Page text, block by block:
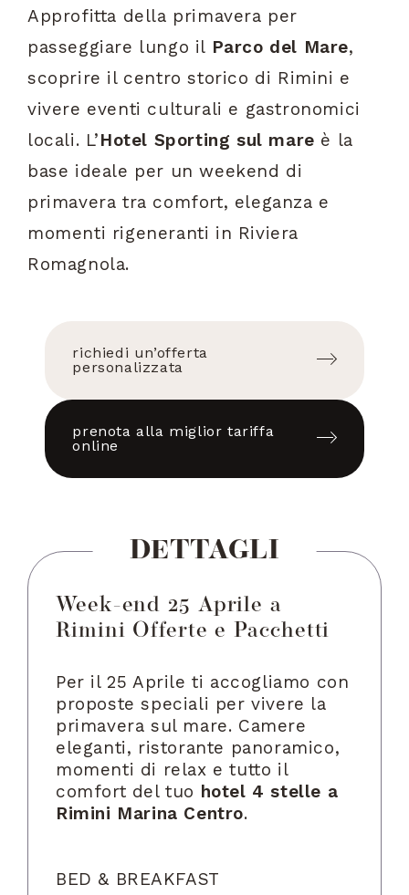
Approfitta della primavera per
passeggiare lungo il Parco del Mare,
scoprire il centro storico di Rimini e
vivere eventi culturali e gastronomici
locali. L’Hotel Sporting sul mare è la
base ideale per un weekend di
primavera tra comfort, eleganza e
momenti rigeneranti in Riviera
Romagnola.
richiedi un’offerta
personalizzata
prenota alla miglior tariffa
online
DETTAGLI
Week-end 25 Aprile a
Rimini Offerte e Pacchetti
Per il 25 Aprile ti accogliamo con
proposte speciali per vivere la
primavera sul mare. Camere
eleganti, ristorante panoramico,
momenti di relax e tutto il
comfort del tuo hotel 4 stelle a
Rimini Marina Centro.
BED & BREAKFAST